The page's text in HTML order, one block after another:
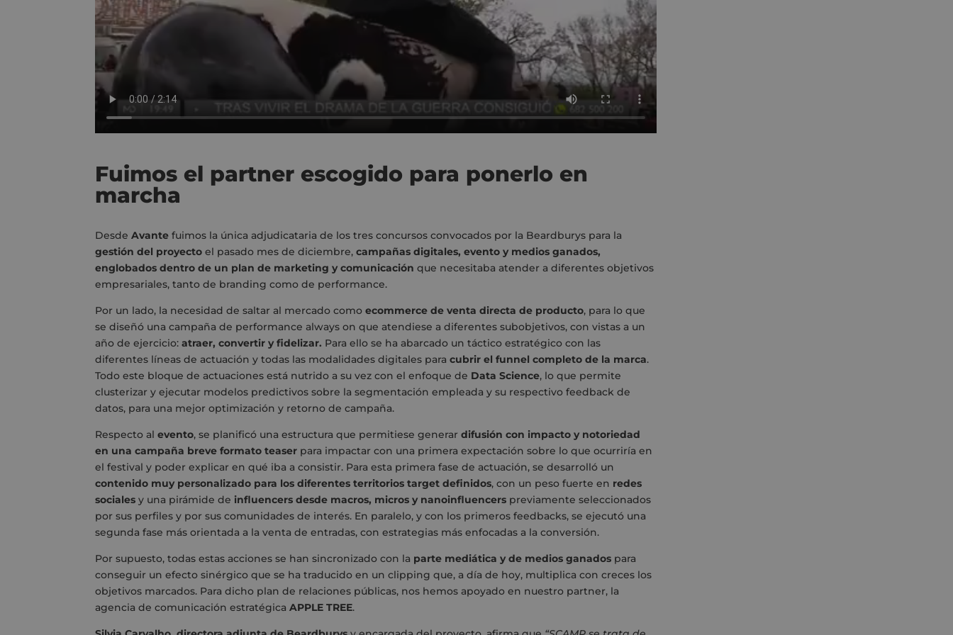
Fuimos el partner escogido para ponerlo en
marcha
DesdeAvante fuimos la única adjudicataria de los tres concursos convocados por la Beardburys para la
gestión del proyecto el pasado mes de diciembre,campañas digitales, evento y medios ganados,
englobados dentro de un plan de marketing y comunicación que necesitaba atender a diferentes objetivos
empresariales, tanto de branding como de performance.
Por un lado, la necesidad de saltar al mercado comoecommerce de venta directa de producto, para lo que
se diseñó una campaña de performance always on que atendiese a diferentes subobjetivos, con vistas a un
año de ejercicio:atraer, convertir y fidelizar. Para ello se ha abarcado un táctico estratégico con las
diferentes líneas de actuación y todas las modalidades digitales paracubrir el funnel completo de la marca.
Todo este bloque de actuaciones está nutrido a su vez con el enfoque de Data Science, lo que permite
clusterizar y ejecutar modelos predictivos sobre la segmentación empleada y su respectivo feedback de
datos, para una mejor optimización y retorno de campaña.
Respecto alevento, se planificó una estructura que permitiese generardifusión con impacto y notoriedad
en una campaña breve formato teaser para impactar con una primera expectación sobre lo que ocurriría en
el festival y poder explicar en qué iba a consistir. Para esta primera fase de actuación, se desarrolló un
contenido muy personalizado para los diferentes territorios target definidos, con un peso fuerte en redes
sociales y una pirámide de influencers desde macros, micros y nanoinfluencers previamente seleccionados
por sus perfiles y por sus comunidades de interés. En paralelo, y con los primeros feedbacks, se ejecutó una
segunda fase más orientada a la venta de entradas, con estrategias más enfocadas a la conversión.
Por supuesto, todas estas acciones se han sincronizado con la parte mediática y de medios ganados para
conseguir un efecto sinérgico que se ha traducido en un clipping que, a día de hoy, multiplica con creces los
objetivos marcados. Para dicho plan de relaciones públicas, nos hemos apoyado en nuestro partner, la
agencia de comunicación estratégicaAPPLE TREE.